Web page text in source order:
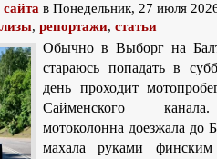
в Понедельник, 27 июля
, репортажи, статьи
Обычно в Выборг на
стараюсь попадать в
день проходит
Сайменского
мотоколонна доезжала до
махала руками финским